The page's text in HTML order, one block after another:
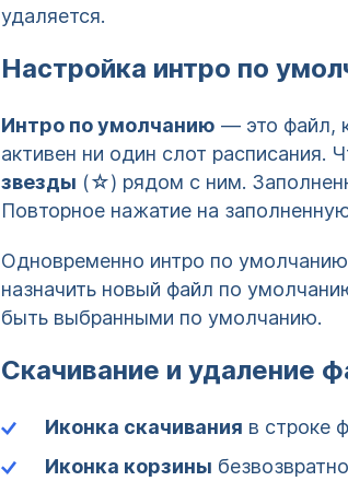
удаляется.
Настройка интро по
Интро по умолчанию — это файл,
активен ни один слот расписания.
звезды (☆) рядом с ним.
Повторное нажатие на
Одновременно интро по
назначить новый файл по
быть выбранными по умолчанию.
Скачивание и удаление
Иконка скачивания в строке
Иконка корзины